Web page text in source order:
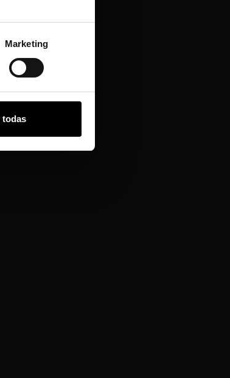
para la
Marketing
todas